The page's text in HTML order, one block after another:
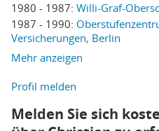
1980 - 1987: Willi-Graf-
1987 - 1990:
Versicherungen, Berlin
Mehr anzeigen
Profil melden
Melden Sie sich